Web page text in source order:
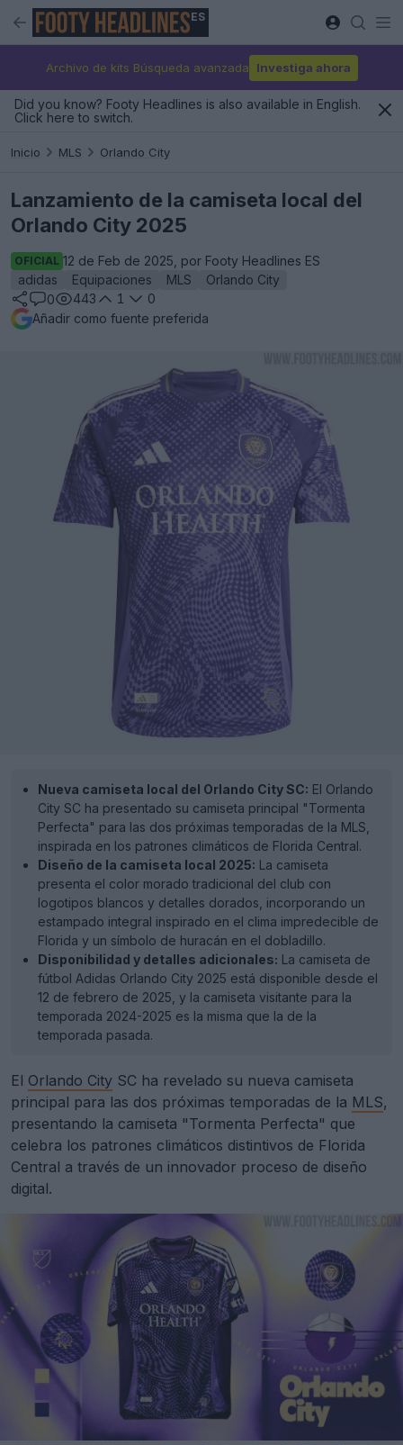
ES
Archivo de kits Búsqueda avanzada Investiga ahora
Did you know? Footy Headlines is also available in English.
Click here to switch.
Inicio MLS Orlando City
Lanzamiento de la camiseta local del
Orlando City 2025
OFICIAL 12 de Feb de 2025, por Footy Headlines ES
adidas
Equipaciones MLS
Orlando City
0
443 1
0
Añadir como fuente preferida
Nueva camiseta local del Orlando City SC: El Orlando
City SC ha presentado su camiseta principal "Tormenta
Perfecta" para las dos próximas temporadas de la MLS,
inspirada en los patrones climáticos de Florida Central.
Diseño de la camiseta local 2025: La camiseta
presenta el color morado tradicional del club con
logotipos blancos y detalles dorados, incorporando un
estampado integral inspirado en el clima impredecible de
Florida y un símbolo de huracán en el dobladillo.
Disponibilidad y detalles adicionales: La camiseta de
fútbol Adidas Orlando City 2025 está disponible desde el
12 de febrero de 2025, y la camiseta visitante para la
temporada 2024-2025 es la misma que la de la
temporada pasada.
El Orlando City SC ha revelado su nueva camiseta
principal para las dos próximas temporadas de la MLS,
presentando la camiseta "Tormenta Perfecta" que
celebra los patrones climáticos distintivos de Florida
Central a través de un innovador proceso de diseño
digital.